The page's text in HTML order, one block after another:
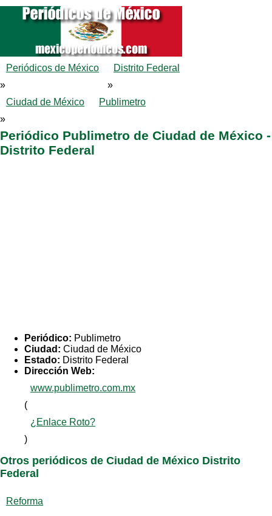
Periódicos de México
»
Distrito Federal
»
Ciudad de México
»
Publimetro
Periódico Publimetro de Ciudad de México -
Distrito Federal
Periódico: Publimetro
Ciudad: Ciudad de México
Estado: Distrito Federal
Dirección Web:
www.publimetro.com.mx
(
¿Enlace Roto?
)
Otros periódicos de Ciudad de México Distrito
Federal
Reforma